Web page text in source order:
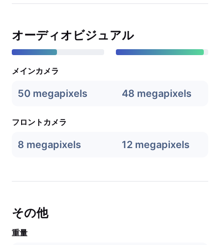
オーディオビジュアル
メインカメラ
50 megapixels 48 megapixels
フロントカメラ
8 megapixels 12 megapixels
その他
重量